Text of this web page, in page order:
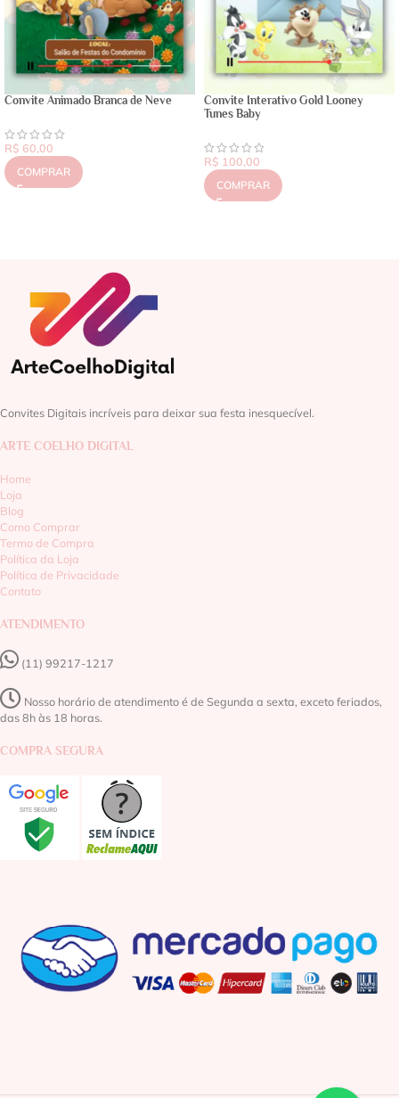
Convite Animado Branca de Neve
R$ 60,00
COMPRAR
Convite Interativo Gold Looney
Tunes Baby
R$ 100,00
COMPRAR
Convites Digitais incríveis para deixar sua festa inesquecível.
ARTE COELHO DIGITAL
Home
Loja
Blog
Como Comprar
Termo de Compra
Política da Loja
Política de Privacidade
Contato
ATENDIMENTO
(11) 99217-1217‬
Nosso horário de atendimento é de Segunda a sexta, exceto feriados,
das 8h às 18 horas.
COMPRA SEGURA